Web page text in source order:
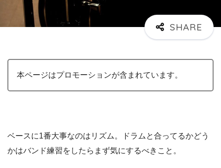
本ページはプロモーションが含まれています。
ベースに1番大事なのはリズム。ドラムと合ってるかどう
かはバンド練習をしたらまず気にするべきこと。